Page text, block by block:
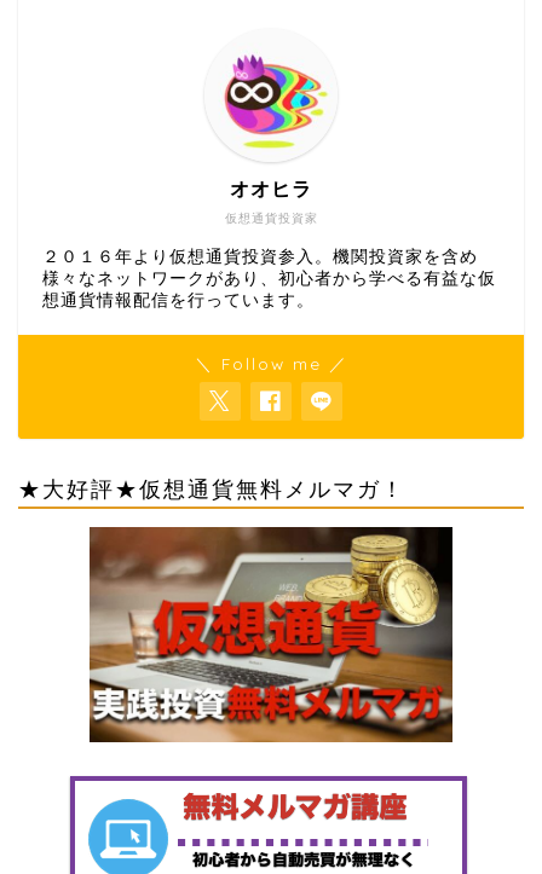
仮想通貨投資家
オオヒラ
２０１６年より仮想通貨投資参入。機関投資家を含め
様々なネットワークがあり、初心者から学べる有益な仮
想通貨情報配信を行っています。
＼ Follow me ／
★大好評★仮想通貨無料メルマガ！